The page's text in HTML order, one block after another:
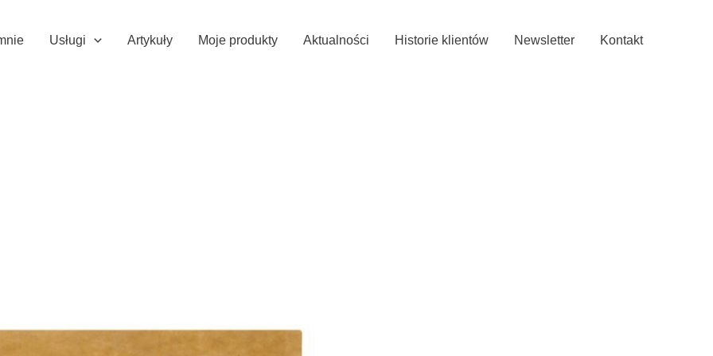
Usługi Artykuły Moje produkty Aktualności Historie klientów Newsletter Kontakt